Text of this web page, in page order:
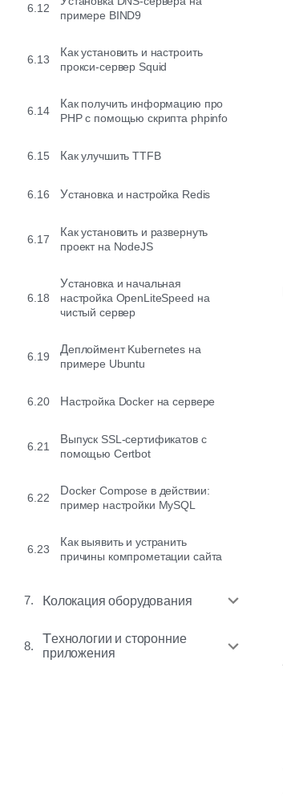
6.12
примере BIND9
6.13
Как установить и настроить
прокси-сервер Squid
6.14
Как получить информацию про
PHP с помощью скрипта phpinfo
6.15 Как улучшить TTFB
6.16 Установка и настройка Redis
6.17
Как установить и развернуть
проект на NodeJS
6.18
Установка и начальная
настройка OpenLiteSpeed на
чистый сервер
6.19
Деплоймент Kubernetes на
примере Ubuntu
6.20 Настройка Docker на сервере
6.21
Выпуск SSL-сертификатов с
помощью Certbot
6.22
Docker Compose в действии:
пример настройки MySQL
6.23
Как выявить и устранить
причины компрометации сайта
7. Колокация оборудования
8. Технологии и сторонние
приложения